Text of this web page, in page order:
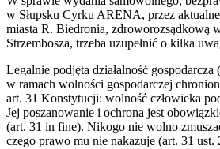
w Słupsku Cyrku ARENA, przez
miasta R. Biedronia, zdroworozsądkową
Strzembosza, trzeba uzupełnić o kilka
Legalnie podjęta działalność
w ramach wolności gospodarczej
art. 31 Konstytucji: wolność człowieka
Jej poszanowanie i ochrona jest
(art. 31 in fine). Nikogo nie wolno
czego prawo mu nie nakazuje (art. 31